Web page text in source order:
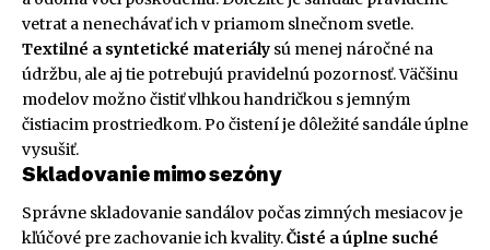
vetrat a nenechávať ich v priamom slnečnom svetle.
Textilné a syntetické materiály sú menej náročné na
údržbu, ale aj tie potrebujú pravidelnú pozornosť. Väčšinu
modelov možno čistiť vlhkou handričkou s jemným
čistiacim prostriedkom. Po čistení je dôležité sandále úplne
vysušiť.
Skladovanie mimo sezóny
Správne skladovanie sandálov počas zimných mesiacov je
kľúčové pre zachovanie ich kvality.Čisté a úplne suché